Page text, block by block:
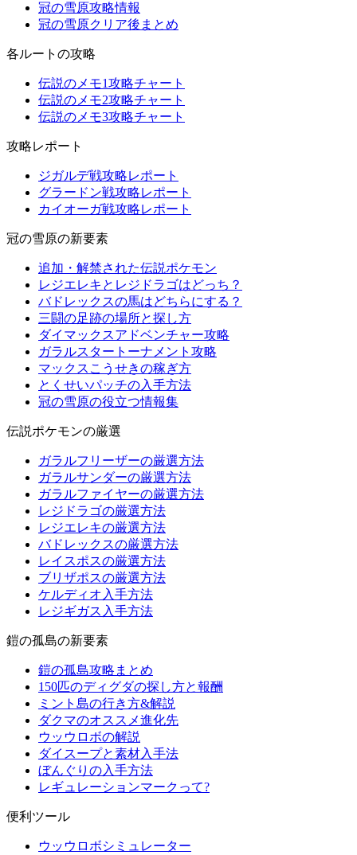
冠の雪原攻略情報
冠の雪原クリア後まとめ
各ルートの攻略
伝説のメモ1攻略チャート
伝説のメモ2攻略チャート
伝説のメモ3攻略チャート
攻略レポート
ジガルデ戦攻略レポート
グラードン戦攻略レポート
カイオーガ戦攻略レポート
冠の雪原の新要素
追加・解禁された伝説ポケモン
レジエレキとレジドラゴはどっち？
バドレックスの馬はどちらにする？
三闘の足跡の場所と探し方
ダイマックスアドベンチャー攻略
ガラルスタートーナメント攻略
マックスこうせきの稼ぎ方
とくせいパッチの入手方法
冠の雪原の役立つ情報集
伝説ポケモンの厳選
ガラルフリーザーの厳選方法
ガラルサンダーの厳選方法
ガラルファイヤーの厳選方法
レジドラゴの厳選方法
レジエレキの厳選方法
バドレックスの厳選方法
レイスポスの厳選方法
ブリザポスの厳選方法
ケルディオ入手方法
レジギガス入手方法
鎧の孤島の新要素
鎧の孤島攻略まとめ
150匹のディグダの探し方と報酬
ミント島の行き方&解説
ダクマのオススメ進化先
ウッウロボの解説
ダイスープと素材入手法
ぼんぐりの入手方法
レギュレーションマークって?
便利ツール
ウッウロボシミュレーター